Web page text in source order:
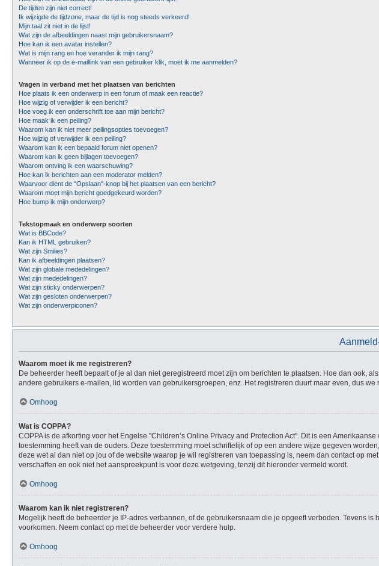
De tijden zijn niet correct!
Ik wijzigde de tijdzone, maar de tijd is nog steeds verkeerd!
Mijn taal zit niet in de lijst!
Wat zijn de afbeeldingen naast mijn gebruikersnaam?
Hoe kan ik een avatar instellen?
Wat is mijn rang en hoe verander ik mijn rang?
Wanneer ik op de e-maillink van een gebruiker klik, moet ik me aanmelden?
Vragen in verband met het plaatsen van berichten
Hoe plaats ik een onderwerp in een forum of maak een reactie?
Hoe wijzig of verwijder ik een bericht?
Hoe voeg ik een onderschrift toe aan mijn bericht?
Hoe maak ik een peiling?
Waarom kan ik niet meer peilingsopties toevoegen?
Hoe wijzig of verwijder ik een peiling?
Waarom kan ik een bepaald forum niet openen?
Waarom kan ik geen bijlagen toevoegen?
Waarom ontving ik een waarschuwing?
Hoe kan ik berichten aan een moderator melden?
Waarvoor dient de "Opslaan"-knop bij het plaatsen van een bericht?
Waarom moet mijn bericht goedgekeurd worden?
Hoe bump ik mijn onderwerp?
Tekstopmaak en onderwerp soorten
Wat is BBCode?
Kan ik HTML gebruiken?
Wat zijn Smilies?
Kan ik afbeeldingen plaatsen?
Wat zijn globale mededelingen?
Wat zijn mededelingen?
Wat zijn sticky onderwerpen?
Wat zijn gesloten onderwerpen?
Wat zijn onderwerpiconen?
Waarom moet ik me registreren?
De beheerder heeft bepaalt of je al dan niet geregistreerd moet zijn om berichten te plaatsen. Hoe dan ook,
andere gebruikers e-mailen, lid worden van gebruikersgroepen, enz. Het registreren duurt maar even, dus we
Omhoog
Wat is COPPA?
COPPA is de afkorting voor het Engelse "Children’s Online Privacy and Protection Act". Dit is een
toestemming heeft van de ouders. Deze toestemming moet schriftelijk of op een andere wijze gegeven
deze wet al dan niet op jou of de website waarop je wil registreren van toepassing is, neem dan contact op
verschaffen en ook niet het aanspreekpunt is voor deze wetgeving, tenzij dit hieronder vermeld wordt.
Omhoog
Waarom kan ik niet registreren?
Mogelijk heeft de beheerder je IP-adres verbannen, of de gebruikersnaam die je opgeeft verboden. Tevens
voorkomen. Neem contact op met de beheerder voor verdere hulp.
Omhoog